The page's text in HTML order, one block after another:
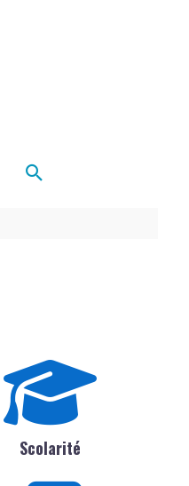
Rechercher
Scolarité